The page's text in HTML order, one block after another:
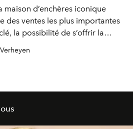
maison d’enchères iconique
des ventes les plus importantes
la possibilité de s’offrir la
Warhol, estimée entre 38